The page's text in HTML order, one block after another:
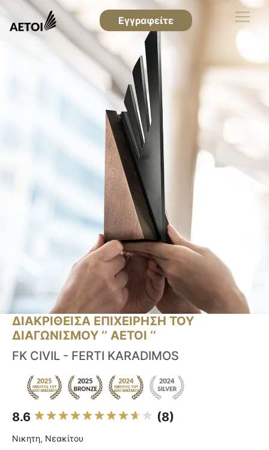
Εγγραφείτε
ΔΙΑΚΡΙΘΕΙΣΑ ΕΠΙΧΕΙΡΗΣΗ ΤΟΥ
ΔΙΑΓΩΝΙΣΜΟΥ ‘’ ΑΕΤΟΙ ‘’
FK CIVIL - FERTI KARADIMOS
8.6 (8)
Νικητη, Νεακίτου